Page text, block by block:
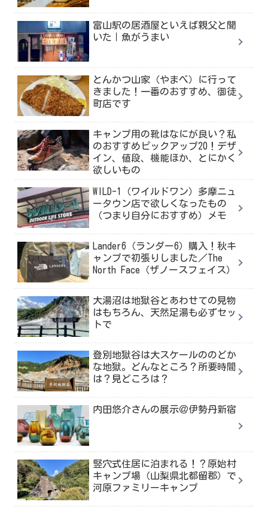
富山駅の居酒屋といえば親父と聞
いた｜魚がうまい
とんかつ山家（やまべ）に行って
きました！一番のおすすめ、御徒
町店です
キャンプ用の靴はなにが良い？私
のおすすめピックアップ20！デザ
イン、値段、機能ほか、とにかく
欲しいもの
WILD-1（ワイルドワン）多摩ニュ
ータウン店で欲しくなったもの
（つまり自分におすすめ）メモ
Lander6（ランダー6）購入！秋キ
ャンプで初張りしました／The
North Face（ザノースフェイス）
大湯沼は地獄谷とあわせての見物
はもちろん、天然足湯も必ずセッ
トで
登別地獄谷は大スケールののどか
な地獄。どんなところ？所要時間
は？見どころは？
内田悠介さんの展示＠伊勢丹新宿
竪穴式住居に泊まれる！？原始村
キャンプ場（山梨県北都留郡）で
河原ファミリーキャンプ